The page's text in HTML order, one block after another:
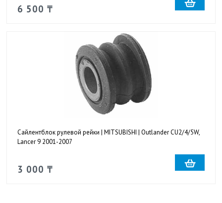
6 500 ₸
Сайлентблок рулевой рейки | MITSUBISHI | Outlander CU2/4/5W,
Lancer 9 2001-2007
3 000 ₸